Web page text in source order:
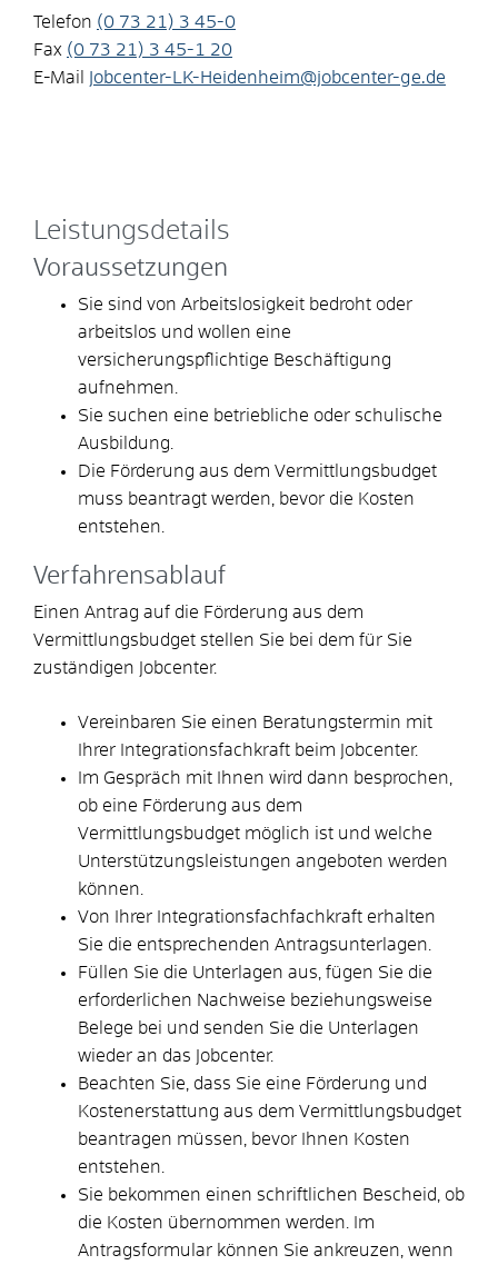
Telefon (0 73 21) 3 45-0
Fax (0 73 21) 3 45-1
20
E-Mail
Jobcenter-LK-Heidenheim@jobcenter-ge.de
Leistungsdetails
Voraussetzungen
Sie sind von Arbeitslosigkeit bedroht oder
arbeitslos und wollen eine
versicherungspflichtige Beschäftigung
aufnehmen.
Sie suchen eine betriebliche oder schulische
Ausbildung.
Die Förderung aus dem Vermittlungsbudget
muss beantragt werden, bevor die Kosten
entstehen.
Verfahrensablauf
Einen Antrag auf die Förderung aus dem
Vermittlungsbudget stellen Sie bei dem für Sie
zuständigen Jobcenter.
Vereinbaren Sie einen Beratungstermin mit
Ihrer Integrationsfachkraft beim Jobcenter.
Im Gespräch mit Ihnen wird dann besprochen,
ob eine Förderung aus dem
Vermittlungsbudget möglich ist und welche
Unterstützungsleistungen angeboten werden
können.
Von Ihrer Integrationsfachfachkraft erhalten
Sie die entsprechenden Antragsunterlagen.
Füllen Sie die Unterlagen aus, fügen Sie die
erforderlichen Nachweise beziehungsweise
Belege bei und senden Sie die Unterlagen
wieder an das Jobcenter.
Beachten Sie, dass Sie eine Förderung und
Kostenerstattung aus dem Vermittlungsbudget
beantragen müssen, bevor Ihnen Kosten
entstehen.
Sie bekommen einen schriftlichen Bescheid, ob
die Kosten übernommen werden. Im
Antragsformular können Sie ankreuzen, wenn